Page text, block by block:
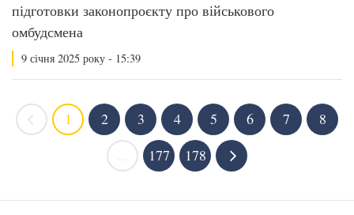
підготовки законопроєкту про військового
омбудсмена
9 січня 2025 року - 15:39
1 2 3 4 5 6 7
8
177 178